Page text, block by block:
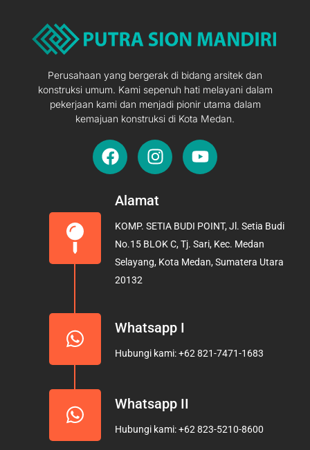
Perusahaan yang bergerak di bidang arsitek dan
konstruksi umum. Kami sepenuh hati melayani dalam
pekerjaan kami dan menjadi pionir utama dalam
kemajuan konstruksi di Kota Medan.
F
a
e
o
o
k
I
n
t
g
r
a
Y
o
b
e
Alamat
KOMP. SETIA BUDI POINT, Jl. Setia Budi
No.15 BLOK C, Tj. Sari, Kec. Medan
Selayang, Kota Medan, Sumatera Utara
20132
Whatsapp I
Hubungi kami: +62 821-7471-1683
Whatsapp II
Hubungi kami: +62 823-5210-8600